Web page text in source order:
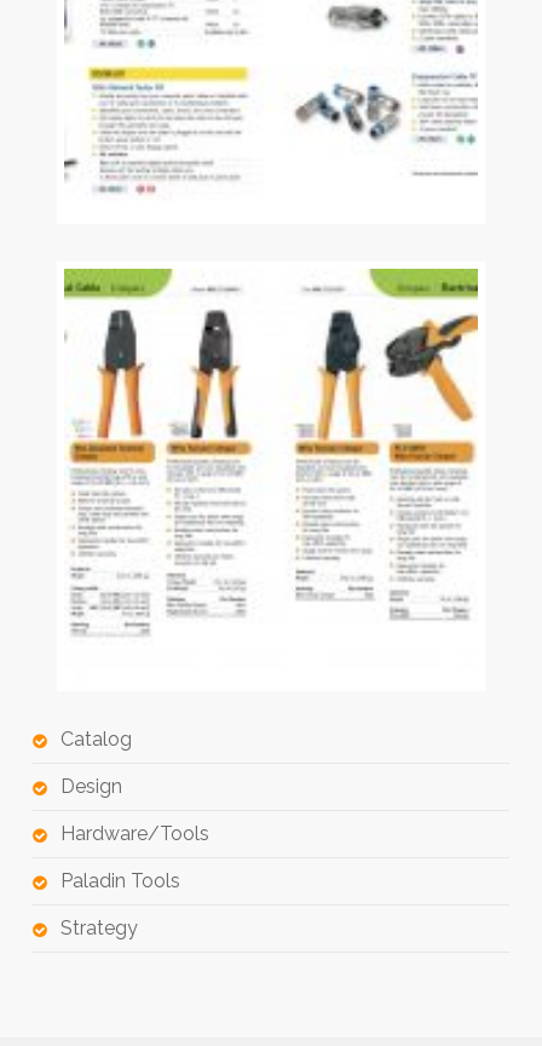
Catalog
Design
Hardware/Tools
Paladin Tools
Strategy